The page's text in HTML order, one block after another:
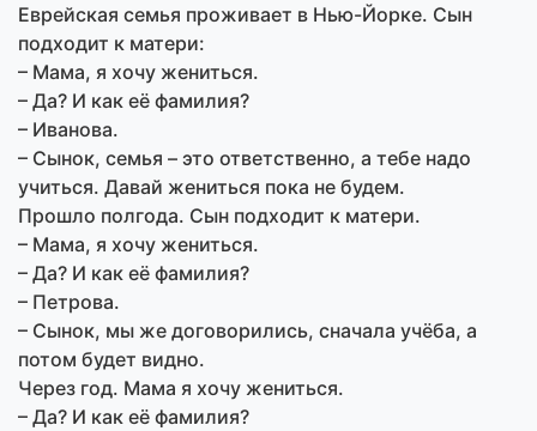
Еврейская семья проживает в Нью-Йорке. Сын
подходит к матери:
– Мама, я хочу жениться.
– Да? И как её фамилия?
– Иванова.
– Сынок, семья – это ответственно, а тебе надо
учиться. Давай жениться пока не будем.
Прошло полгода. Сын подходит к матери.
– Мама, я хочу жениться.
– Да? И как её фамилия?
– Петрова.
– Сынок, мы же договорились, сначала учёба, а
потом будет видно.
Через год. Мама я хочу жениться.
– Да? И как её фамилия?